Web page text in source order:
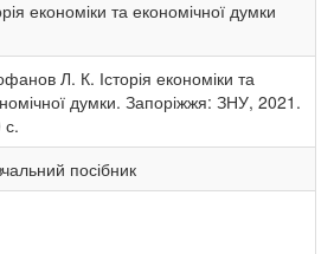
економіки та економічної думки
Л. К. Історія економіки та
думки. Запоріжжя: ЗНУ, 2021.
с.
посібник